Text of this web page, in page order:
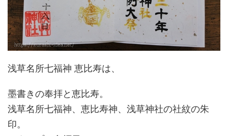
浅草名所七福神 恵比寿は、
墨書きの奉拝と恵比寿。
浅草名所七福神、恵比寿神、浅草神社の社紋の朱
印。